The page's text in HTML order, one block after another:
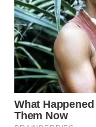
Novo), o que
disponibilidade
explorando a
português pelo
para conhecer
Rosada e o